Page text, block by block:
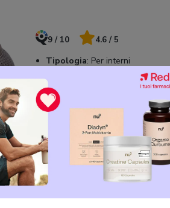
9 / 10 4.6 / 5
Tipologia: Per interni
A casetta con doppio
Dimensioni
57,7 x 56,5 x 33 cm
Doppia funzionalità e perfetta
Solida e accogliente
Design elegante